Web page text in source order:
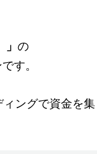
の
す。
ングで資金を集